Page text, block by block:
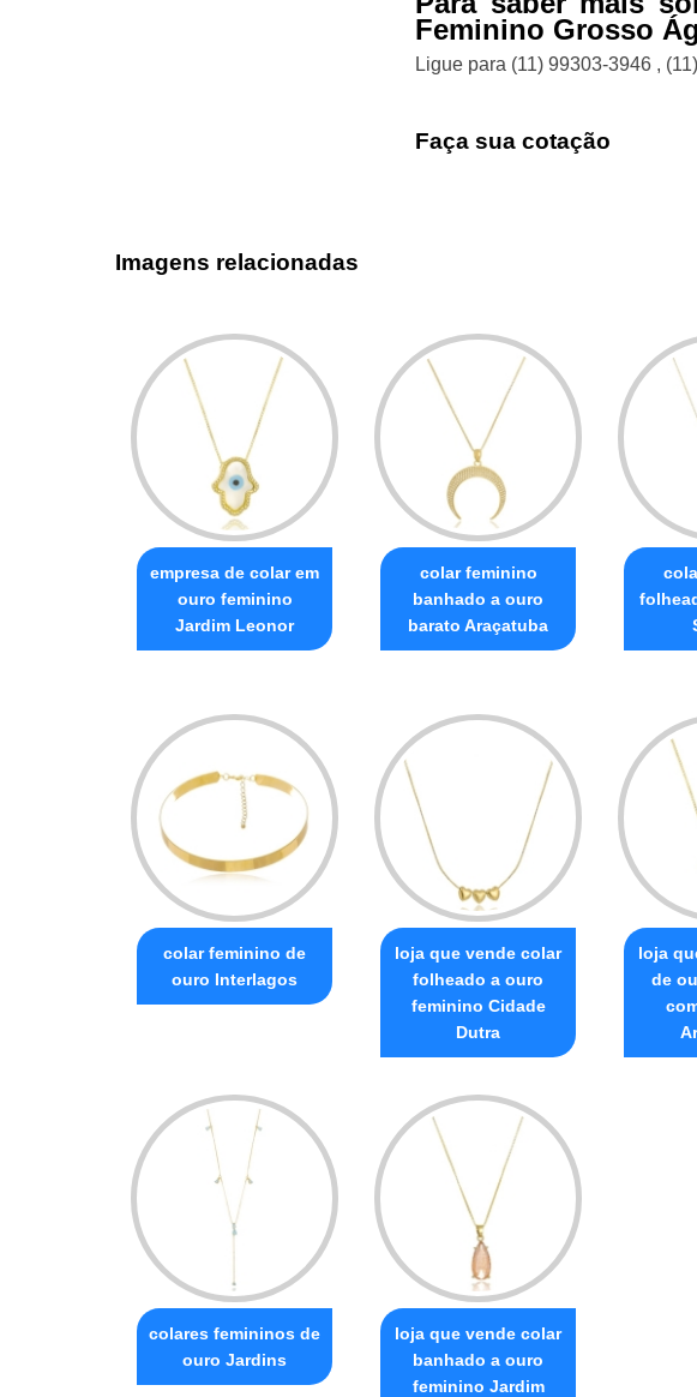
Feminino Grosso
Ligue para (11) 99303-3946 ,
Faça sua cotação
Imagens relacionadas
empresa de colar em
ouro feminino
Jardim Leonor
colar feminino
banhado a ouro
barato Araçatuba
colar feminino de
ouro Interlagos
loja que vende colar
folheado a ouro
feminino Cidade
Dutra
loja
de
colares femininos de
ouro Jardins
loja que vende colar
banhado a ouro
feminino Jardim